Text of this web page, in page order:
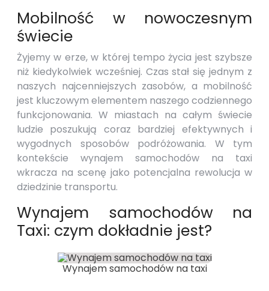
Mobilność w nowoczesnym
świecie
Żyjemy w erze, w której tempo życia jest szybsze
niż kiedykolwiek wcześniej. Czas stał się jednym z
naszych najcenniejszych zasobów, a mobilność
jest kluczowym elementem naszego codziennego
funkcjonowania. W miastach na całym świecie
ludzie poszukują coraz bardziej efektywnych i
wygodnych sposobów podróżowania. W tym
kontekście wynajem samochodów na taxi
wkracza na scenę jako potencjalna rewolucja w
dziedzinie transportu.
Wynajem samochodów na
Taxi: czym dokładnie jest?
Wynajem samochodów na taxi